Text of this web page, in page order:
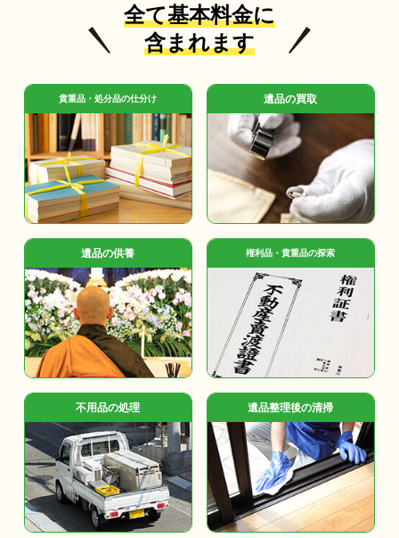
全て基本料金に
含まれます
貴重品・処分品の仕分け 遺品の買取
遺品の供養 権利品・貴重品の探索
不用品の処理 遺品整理後の清掃